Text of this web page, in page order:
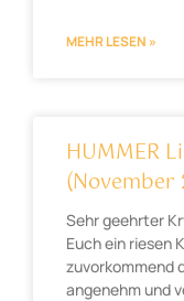
MEHR LESEN »
HUMMER
(November
Sehr geehrter
Euch ein riesen
zuvorkommend
angenehm und